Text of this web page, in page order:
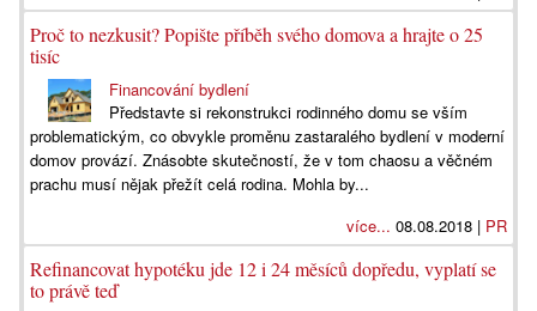
Proč to nezkusit? Popište příběh svého domova a hrajte o 25
tisíc
Financování bydlení
Představte si rekonstrukci rodinného domu se vším
problematickým, co obvykle proměnu zastaralého bydlení v moderní
domov provází. Znásobte skutečností, že v tom chaosu a věčném
prachu musí nějak přežít celá rodina. Mohla by...
více... 08.08.2018 | PR
Refinancovat hypotéku jde 12 i 24 měsíců dopředu, vyplatí se
to právě teď